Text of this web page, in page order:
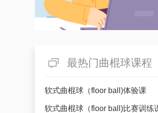
最热门曲棍球课程
软式曲棍球（floor ball)体验课
软式曲棍球（floor ball)比赛训练